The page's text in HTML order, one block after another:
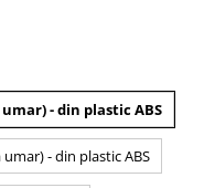
- din plastic ABS
- din plastic ABS